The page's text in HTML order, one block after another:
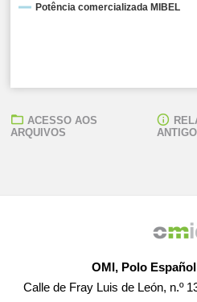
Potência comercializada MIBEL
ACESSO AOS
ARQUIVOS
ANTIGO
OMI, Polo
Calle de Fray Luis de León, n.º